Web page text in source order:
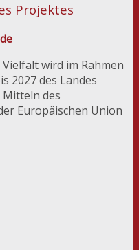
Projektes
wird im Rahmen
2027 des Landes
des
Europäischen Union